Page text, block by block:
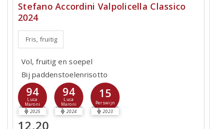
Stefano Accordini Valpolicella Classico
2024
Fris, fruitig
Vol, fruitig en soepel
Bij paddenstoelenrisotto
94
Luca
Maroni
2025
94
Luca
Maroni
2024
15
Perswijn
2023
12,20